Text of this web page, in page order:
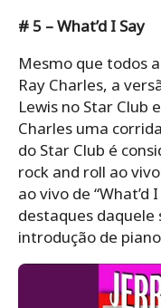
# 5 – What’d I Say
Mesmo que todos
Ray Charles, a
Lewis no Star Club
Charles uma
do Star Club é
rock and roll ao
ao vivo de “What’d
destaques daquele
introdução de